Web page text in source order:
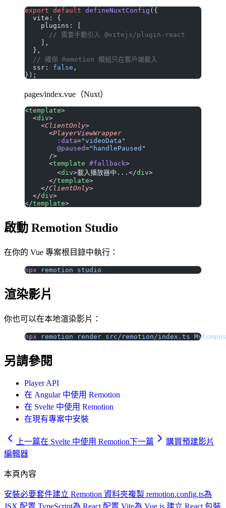
export default defineNuxtConfig ({
  vite: {
    plugins: [
      // 需要手動引入 @vitejs/plugin-react
    ],
  },
  // 確保 Remotion 模組只在客戶端載入
  ssr:
false ,
});
pages/index.vue（Nuxt）
<template>
  <
div>
    <
ClientOnly>
      <
PlayerViewWrapper
        :data
="videoData"
        @paused
="handlePaused"
      />
      <
template #fallback>
        <
div>載入播放器中...</div>
      </
template>
    </
ClientOnly>
  </
div>
</template>
啟動 Remotion Studio
在你的 Vue 專案根目錄中執行：
npx remotion studio
渲染影片
你也可以在本地渲染影片：
npx remotion render src/remotion/index.ts
另請參閱
Player API
在 Angular 中使用 Remotion
在 Svelte 中使用 Remotion
在現有專案中安裝
上一篇在 Svelte 中使用 Remotion下一篇
購買預建影片
編輯器
本頁內容
安裝必要套件建立 Remotion 資料夾複製 remotion.config.ts為
JSX 配置 TypeScript為 React 配置 Vite為 Vue.js 建立 React 包裝